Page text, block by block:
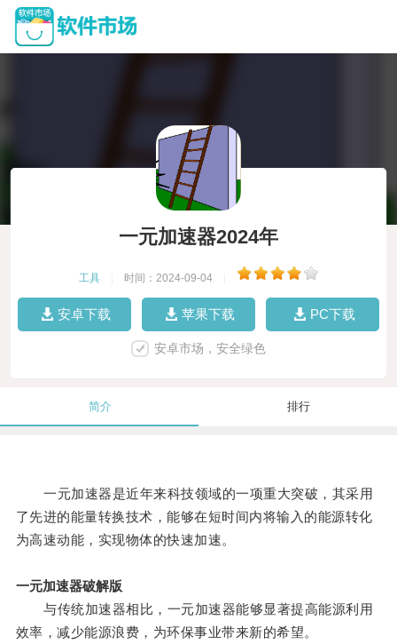
一元加速器2024年
工具 时间：2024-09-04
安卓下载 苹果下载 PC下载
安卓市场，安全绿色
简介 排行
一元加速器是近年来科技领域的一项重大突破，其采用
了先进的能量转换技术，能够在短时间内将输入的能源转化
为高速动能，实现物体的快速加速。
一元加速器破解版
与传统加速器相比，一元加速器能够显著提高能源利用
效率，减少能源浪费，为环保事业带来新的希望。